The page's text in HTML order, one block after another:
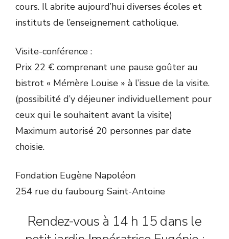
cours. Il abrite aujourd’hui diverses écoles et
instituts de l’enseignement catholique.
Visite-conférence :
Prix 22 € comprenant une pause goûter au
bistrot « Mémère Louise » à l’issue de la visite.
(possibilité d’y déjeuner individuellement pour
ceux qui le souhaitent avant la visite)
Maximum autorisé 20 personnes par date
choisie.
Fondation Eugène Napoléon
254 rue du faubourg Saint-Antoine
Rendez-vous à 14 h 15 dans le